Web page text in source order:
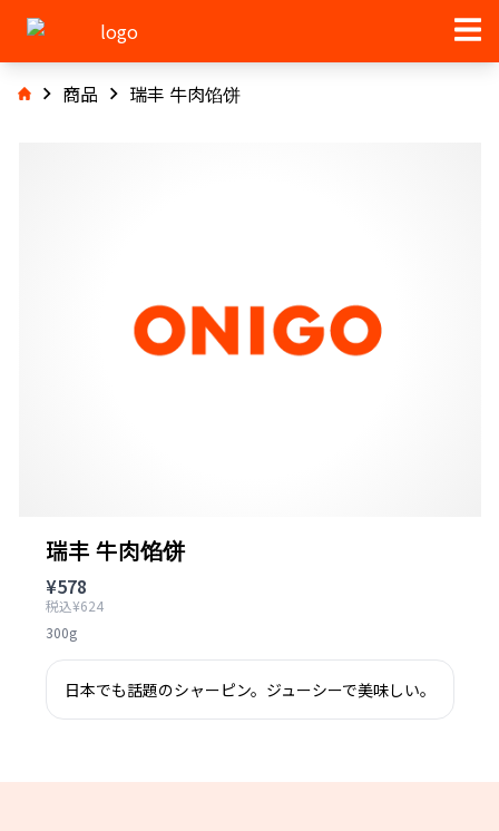
商品 瑞丰 牛肉馅饼
瑞丰 牛肉馅饼
¥578
税込¥624
300g
日本でも話題のシャーピン。ジューシーで美味しい。